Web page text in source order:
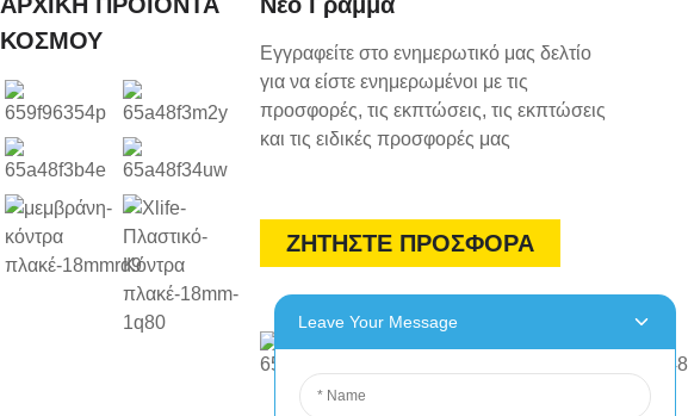
ΚΟΣΜΟΥ
Εγγραφείτε στο ενημερωτικό μας δελτίο
για να είστε ενημερωμένοι με τις
προσφορές, τις εκπτώσεις, τις εκπτώσεις
και τις ειδικές προσφορές μας
ΖΗΤΗΣΤΕ ΠΡΟΣΦΟΡΑ
Leave Your Message